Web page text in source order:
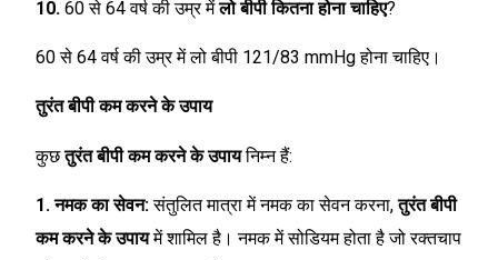
10. 60 से 64 वर्ष की उम्र मेंलो बीपी कितना होना चाहिए?
60 से 64 वर्ष की उम्र में लो बीपी 121/83 mmHg होना चाहिए।
तुरंत बीपी कम करने के उपाय
कुछतुरंत बीपी कम करने के उपायनिम्न हैं:
1. नमक का सेवन:संतुलित मात्रा में नमक का सेवन करना,तुरंत बीपी
कम करने के उपायमें शामिल है। नमक में सोडियम होता है जो रक्तचाप